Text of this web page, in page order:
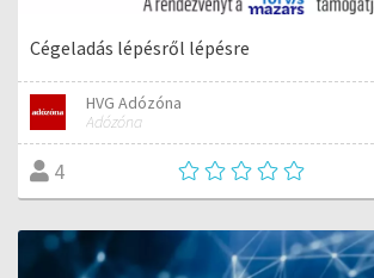
Cégeladás lépésről lépésre
HVG Adózóna
Adózóna
4